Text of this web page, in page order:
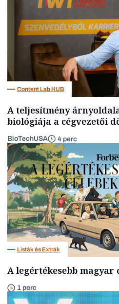
Content Lab HUB
A teljesítmény
biológiája a cégvezetői
BioTechUSA 4 perc
Listák és Extrák
A legértékesebb magyar
1 perc